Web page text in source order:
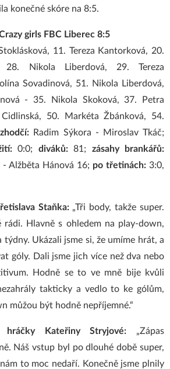
konečné skóre na 8:5.
girls FBC Liberec 8:5
11. Tereza Kantorková, 20.
28. Nikola Liberdová, 29. Tereza
Sovadinová, 51. Nikola Liberdová,
- 35. Nikola Skoková, 37. Petra
50. Markéta Žbánková, 54.
Radim Sýkora - Miroslav Tkáč;
0:0; diváků:81; zásahy brankářů:
Alžběta Hánová 16; po třetinách: 3:0,
Staňka: „Tři body, takže super.
rádi. Hlavně s ohledem na play-down,
týdny. Ukázali jsme si, že umíme hrát, a
góly. Dali jsme jich více než dva nebo
Hodně se to ve mně bije kvůli
takticky a vedlo to ke gólům,
můžou být hodně nepříjemné.“
hráčky Kateřiny Stryjové: „Zápas
Náš vstup byl po dlouhé době super,
to moc nedaří. Konečně jsme plnily